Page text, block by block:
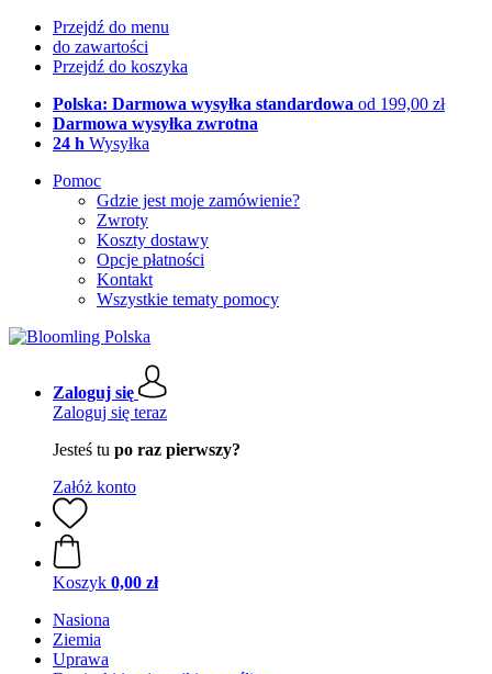
Przejdź do menu
do zawartości
Przejdź do koszyka
Polska: Darmowa wysyłka standardowa od 199,00 zł
Darmowa wysyłka zwrotna
24 h Wysyłka
Pomoc
Gdzie jest moje zamówienie?
Zwroty
Koszty dostawy
Opcje płatności
Kontakt
Wszystkie tematy pomocy
Zaloguj się
Zaloguj się teraz
Jesteś tu po raz pierwszy?
Załóż konto
Koszyk 0,00 zł
Nasiona
Ziemia
Uprawa